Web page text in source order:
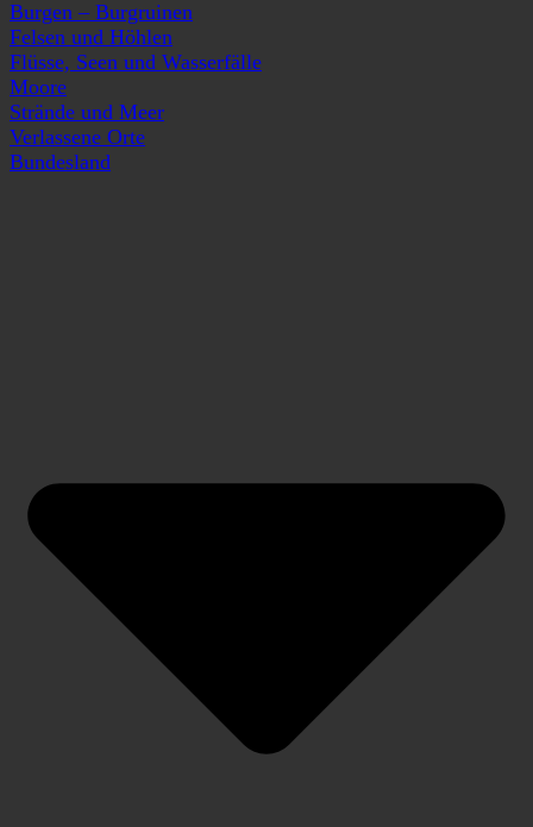
Burgen – Burgruinen
Felsen und Höhlen
Flüsse, Seen und Wasserfälle
Moore
Strände und Meer
Verlassene Orte
Bundesland